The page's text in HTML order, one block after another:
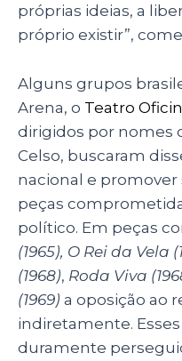
próprias ideias, a
próprio existir”,
Alguns grupos
Arena, o Teatro
dirigidos por nomes
Celso, buscaram
nacional e promover
peças
político. Em peças
(1965), O Rei da Vela
(1968), Roda Viva
(1969) a oposição ao
indiretamente.
duramente